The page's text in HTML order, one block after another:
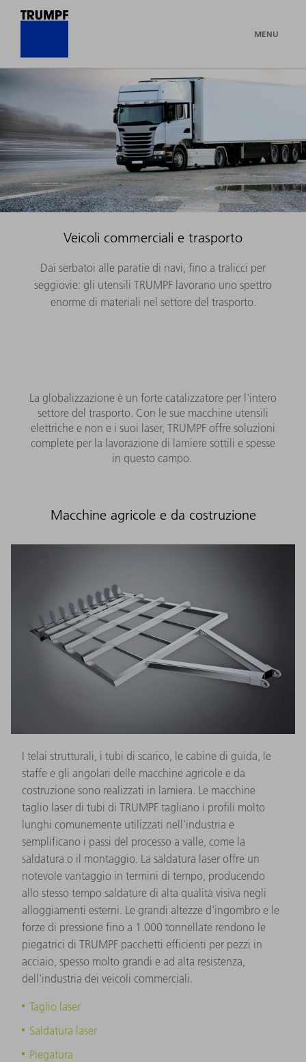
MENU
Veicoli commerciali e trasporto
Dai serbatoi alle paratie di navi, fino a tralicci per
seggiovie: gli utensili TRUMPF lavorano uno spettro
enorme di materiali nel settore del trasporto.
La globalizzazione è un forte catalizzatore per l'intero
settore del trasporto. Con le sue macchine utensili
elettriche e non e i suoi laser, TRUMPF offre soluzioni
complete per la lavorazione di lamiere sottili e spesse
in questo campo.
Macchine agricole e da costruzione
I telai strutturali, i tubi di scarico, le cabine di guida, le
staffe e gli angolari delle macchine agricole e da
costruzione sono realizzati in lamiera. Le macchine
taglio laser di tubi di TRUMPF tagliano i profili molto
lunghi comunemente utilizzati nell'industria e
semplificano i passi del processo a valle, come la
saldatura o il montaggio. La saldatura laser offre un
notevole vantaggio in termini di tempo, producendo
allo stesso tempo saldature di alta qualità visiva negli
alloggiamenti esterni. Le grandi altezze d'ingombro e le
forze di pressione fino a 1.000 tonnellate rendono le
piegatrici di TRUMPF pacchetti efficienti per pezzi in
acciaio, spesso molto grandi e ad alta resistenza,
dell'industria dei veicoli commerciali.
Taglio laser
Saldatura laser
Piegatura